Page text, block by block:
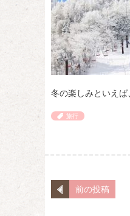
冬の楽しみといえ
旅行
前の投稿